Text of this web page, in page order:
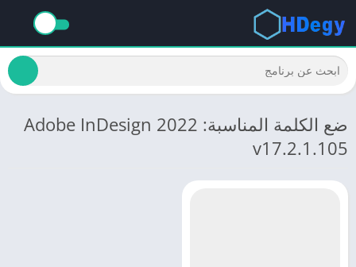
ضع الكلمة المناسبة: Adobe InDesign 2022
v17.2.1.105